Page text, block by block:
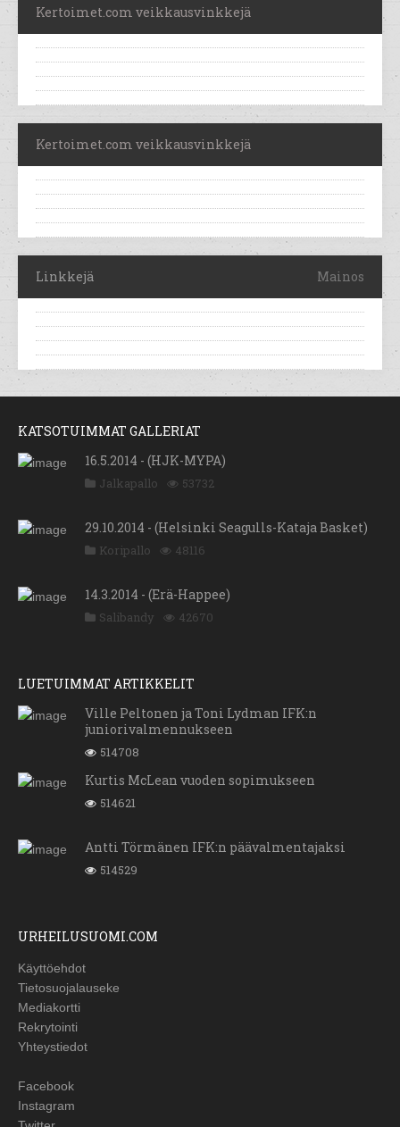
Kertoimet.com veikkausvinkkejä
Kertoimet.com veikkausvinkkejä
Linkkejä Mainos
KATSOTUIMMAT GALLERIAT
16.5.2014 - (HJK-MYPA)
Jalkapallo 53732
29.10.2014 - (Helsinki Seagulls-Kataja Basket)
Koripallo 48116
14.3.2014 - (Erä-Happee)
Salibandy 42670
LUETUIMMAT ARTIKKELIT
Ville Peltonen ja Toni Lydman IFK:n
juniorivalmennukseen
514708
Kurtis McLean vuoden sopimukseen
514621
Antti Törmänen IFK:n päävalmentajaksi
514529
URHEILUSUOMI.COM
Käyttöehdot
Tietosuojalauseke
Mediakortti
Rekrytointi
Yhteystiedot
Facebook
Instagram